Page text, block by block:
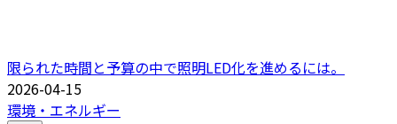
限られた時間と予算の中で照明LED化を進めるには。
2026-04-15
環境・エネルギー